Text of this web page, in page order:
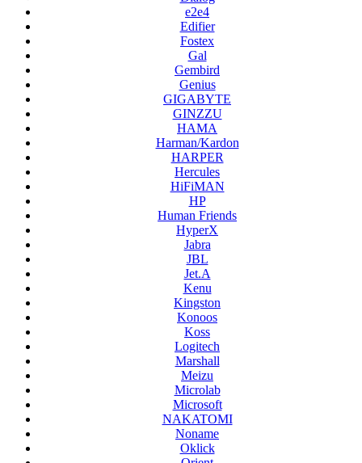
e2e4
Edifier
Fostex
Gal
Gembird
Genius
GIGABYTE
GINZZU
HAMA
Harman/Kardon
HARPER
Hercules
HiFiMAN
HP
Human Friends
HyperX
Jabra
JBL
Jet.A
Kenu
Kingston
Konoos
Koss
Logitech
Marshall
Meizu
Microlab
Microsoft
NAKATOMI
Noname
Oklick